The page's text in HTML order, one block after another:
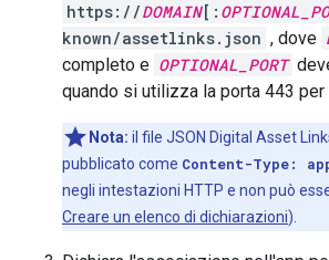
https://DOMAIN[:
known/assetlinks.json , dove
completo e OPTIONAL_PORT
quando si utilizza la porta 443 per
Nota: il file JSON Digital Asset
pubblicato come Content-Type:
negli intestazioni HTTP e non può
Creare un elenco di dichiarazioni).